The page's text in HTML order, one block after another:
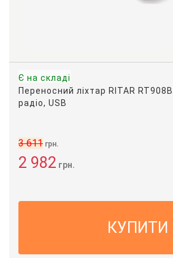
Є на складі
Переносний ліхтар RITAR
радіо, USB
2 982 грн.
3 611 грн.
КУПИТИ